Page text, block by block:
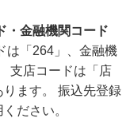
・金融機関コード
は「264」、金融機
支店コードは「店
ます。 振込先登録
ださい。